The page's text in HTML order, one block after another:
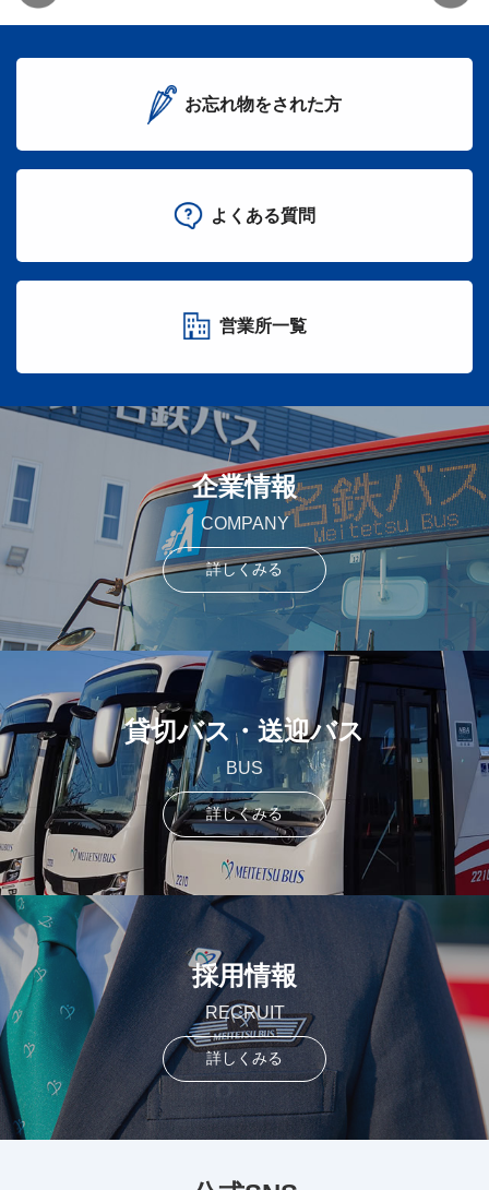
お忘れ物をされた方
よくある質問
営業所一覧
企業情報
COMPANY
詳しくみる
貸切バス・送迎バス
BUS
詳しくみる
採用情報
RECRUIT
詳しくみる